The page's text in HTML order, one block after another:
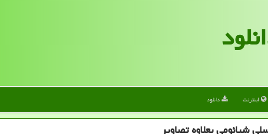
اینترنت دانلود